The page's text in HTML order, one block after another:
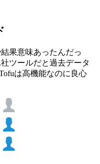
果意味あったんだっ
ツールだと過去データ
は高機能なのに良心